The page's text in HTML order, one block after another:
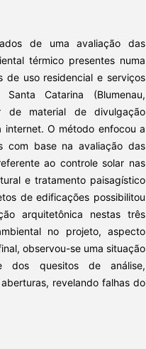
de uma avaliação das
térmico presentes numa
de uso residencial e serviços
Catarina (Blumenau,
de material de divulgação
internet. O método enfocou a
com base na avaliação das
ao controle solar nas
e tratamento paisagístico
de edificações possibilitou
arquitetônica nestas três
no projeto, aspecto
observou-se uma situação
dos quesitos de análise,
revelando falhas do